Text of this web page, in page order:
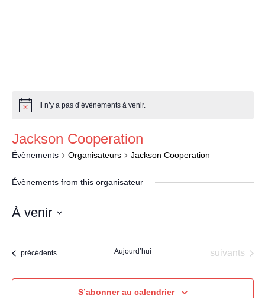
Il n’y a pas d’évènements à venir.
Jackson Cooperation
Évènements Organisateurs Jackson Cooperation
Évènements from this organisateur
À venir
date.Évènements
précédents Aujourd’hui Évènements
suivants
S’abonner au calendrier